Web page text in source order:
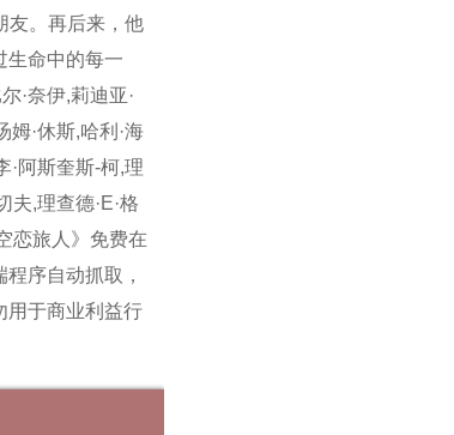
友。再后来，他
生命中的每一
·奈伊,莉迪亚·
姆·休斯,哈利·海
·阿斯奎斯-柯,理
夫,理查德·E·格
恋旅人》免费在
序自动抓取，
用于商业利益行